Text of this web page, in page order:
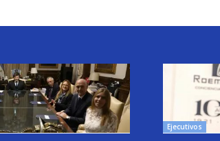
Ejecutivos